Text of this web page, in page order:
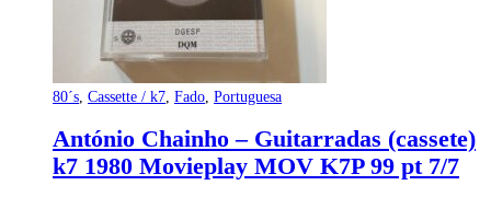
80´s, Cassette / k7, Fado, Portuguesa
António Chainho – Guitarradas (cassete)
k7 1980 Movieplay MOV K7P 99 pt 7/7